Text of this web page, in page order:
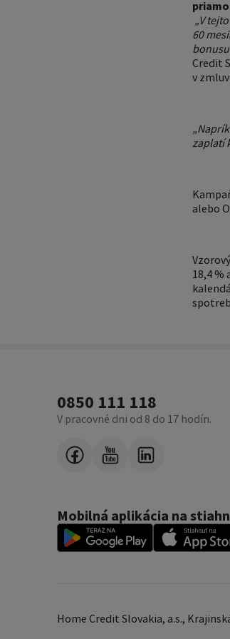
„V
60
Credit
v
zaplatí
alebo
18,4 %
0850 111 118
V pracovné dni od 8 do 17 hodín.
Mobilná aplikácia na
Home Credit Slovakia, a.s.,